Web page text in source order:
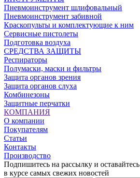
Пневмоинструмент шлифовальный
Пневмоинструмент забивной
Краскопульты и комплектующие к ним
Сервисные пистолеты
Подготовка воздуха
СРЕДСТВА ЗАЩИТЫ
Респираторы
Полумаски, маски и фильтры
Защита органов зрения
Защита органов слуха
Комбинезоны
Защитные перчатки
КОМПАНИЯ
О компании
Покупателям
Статьи
Контакты
Производство
Подпишитесь на рассылку и оставайтесь
в курсе самых свежих новостей